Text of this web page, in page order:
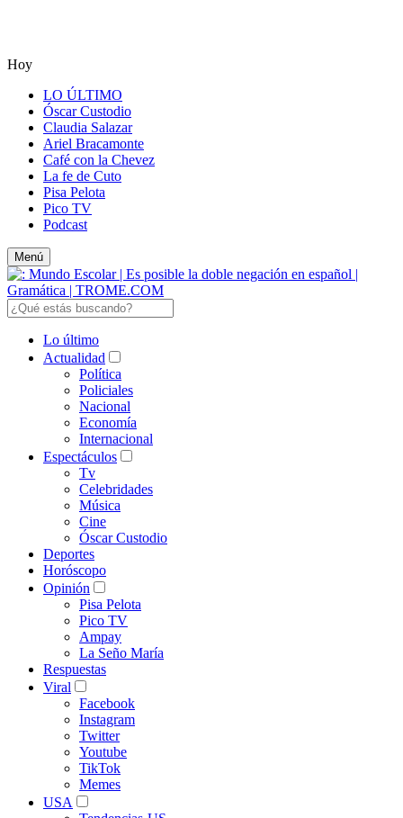
Hoy
LO ÚLTIMO
Óscar Custodio
Claudia Salazar
Ariel Bracamonte
Café con la Chevez
La fe de Cuto
Pisa Pelota
Pico TV
Podcast
Menú
Lo último
Actualidad
Política
Policiales
Nacional
Economía
Internacional
Espectáculos
Tv
Celebridades
Música
Cine
Óscar Custodio
Deportes
Horóscopo
Opinión
Pisa Pelota
Pico TV
Ampay
La Seño María
Respuestas
Viral
Facebook
Instagram
Twitter
Youtube
TikTok
Memes
USA